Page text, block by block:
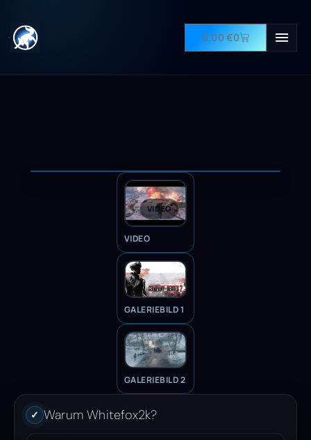
0,00€0
VIDEO
VIDEO
GALERIEBILD 1
GALERIEBILD 2
✓ Warum Whitefox2k?